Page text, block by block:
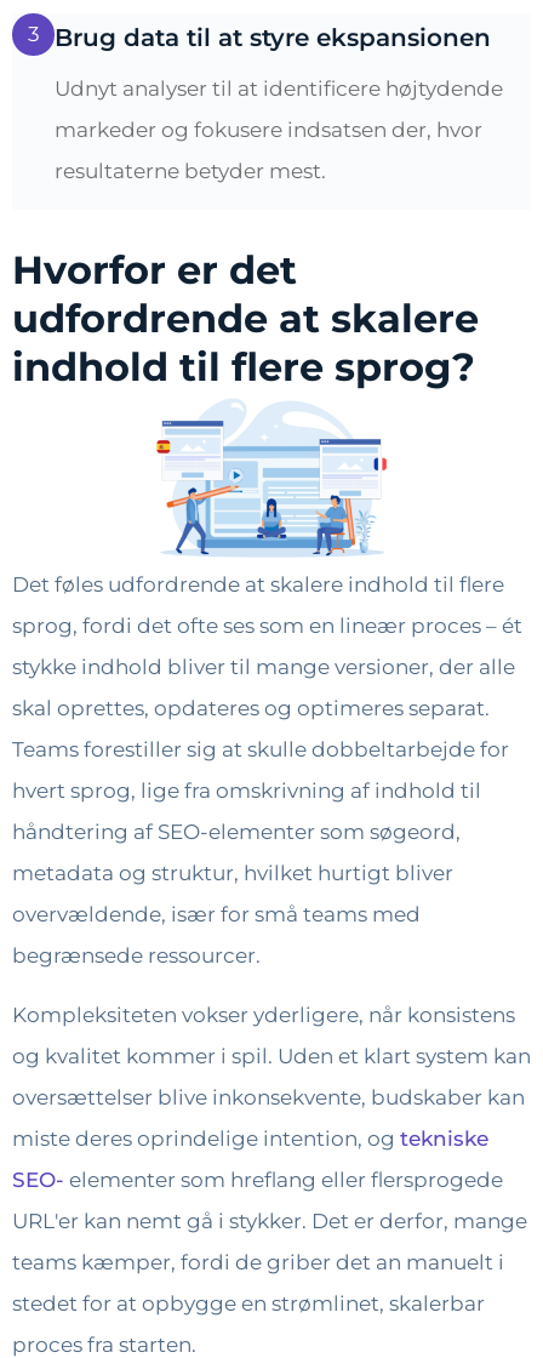
3 Brug data til at styre ekspansionen
Udnyt analyser til at identificere højtydende
markeder og fokusere indsatsen der, hvor
resultaterne betyder mest.
Hvorfor er det
udfordrende at skalere
indhold til flere sprog?
Det føles udfordrende at skalere indhold til flere
sprog, fordi det ofte ses som en lineær proces – ét
stykke indhold bliver til mange versioner, der alle
skal oprettes, opdateres og optimeres separat.
Teams forestiller sig at skulle dobbeltarbejde for
hvert sprog, lige fra omskrivning af indhold til
håndtering af SEO-elementer som søgeord,
metadata og struktur, hvilket hurtigt bliver
overvældende, især for små teams med
begrænsede ressourcer.
Kompleksiteten vokser yderligere, når konsistens
og kvalitet kommer i spil. Uden et klart system kan
oversættelser blive inkonsekvente, budskaber kan
miste deres oprindelige intention, og tekniske
SEO- elementer som hreflang eller flersprogede
URL'er kan nemt gå i stykker. Det er derfor, mange
teams kæmper, fordi de griber det an manuelt i
stedet for at opbygge en strømlinet, skalerbar
proces fra starten.